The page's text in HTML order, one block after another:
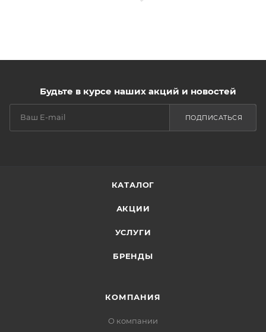
Будьте в курсе наших акций и новостей
ПОДПИСАТЬСЯ
КАТАЛОГ
АКЦИИ
УСЛУГИ
БРЕНДЫ
КОМПАНИЯ
О компании